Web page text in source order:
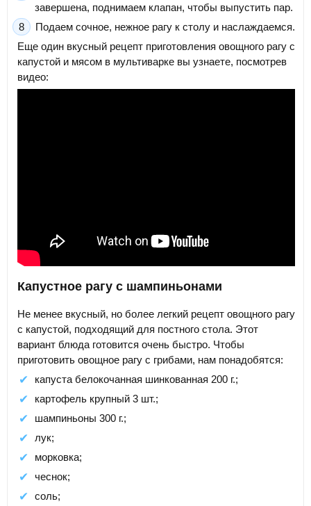
завершена, поднимаем клапан, чтобы выпустить пар.
Подаем сочное, нежное рагу к столу и наслаждаемся.
Еще один вкусный рецепт приготовления овощного рагу с
капустой и мясом в мультиварке вы узнаете, посмотрев
видео:
Капустное рагу с шампиньонами
Не менее вкусный, но более легкий рецепт овощного рагу
с капустой, подходящий для постного стола. Этот
вариант блюда готовится очень быстро. Чтобы
приготовить овощное рагу с грибами, нам понадобятся:
капуста белокочанная шинкованная 200 г.;
картофель крупный 3 шт.;
шампиньоны 300 г.;
лук;
морковка;
чеснок;
соль;